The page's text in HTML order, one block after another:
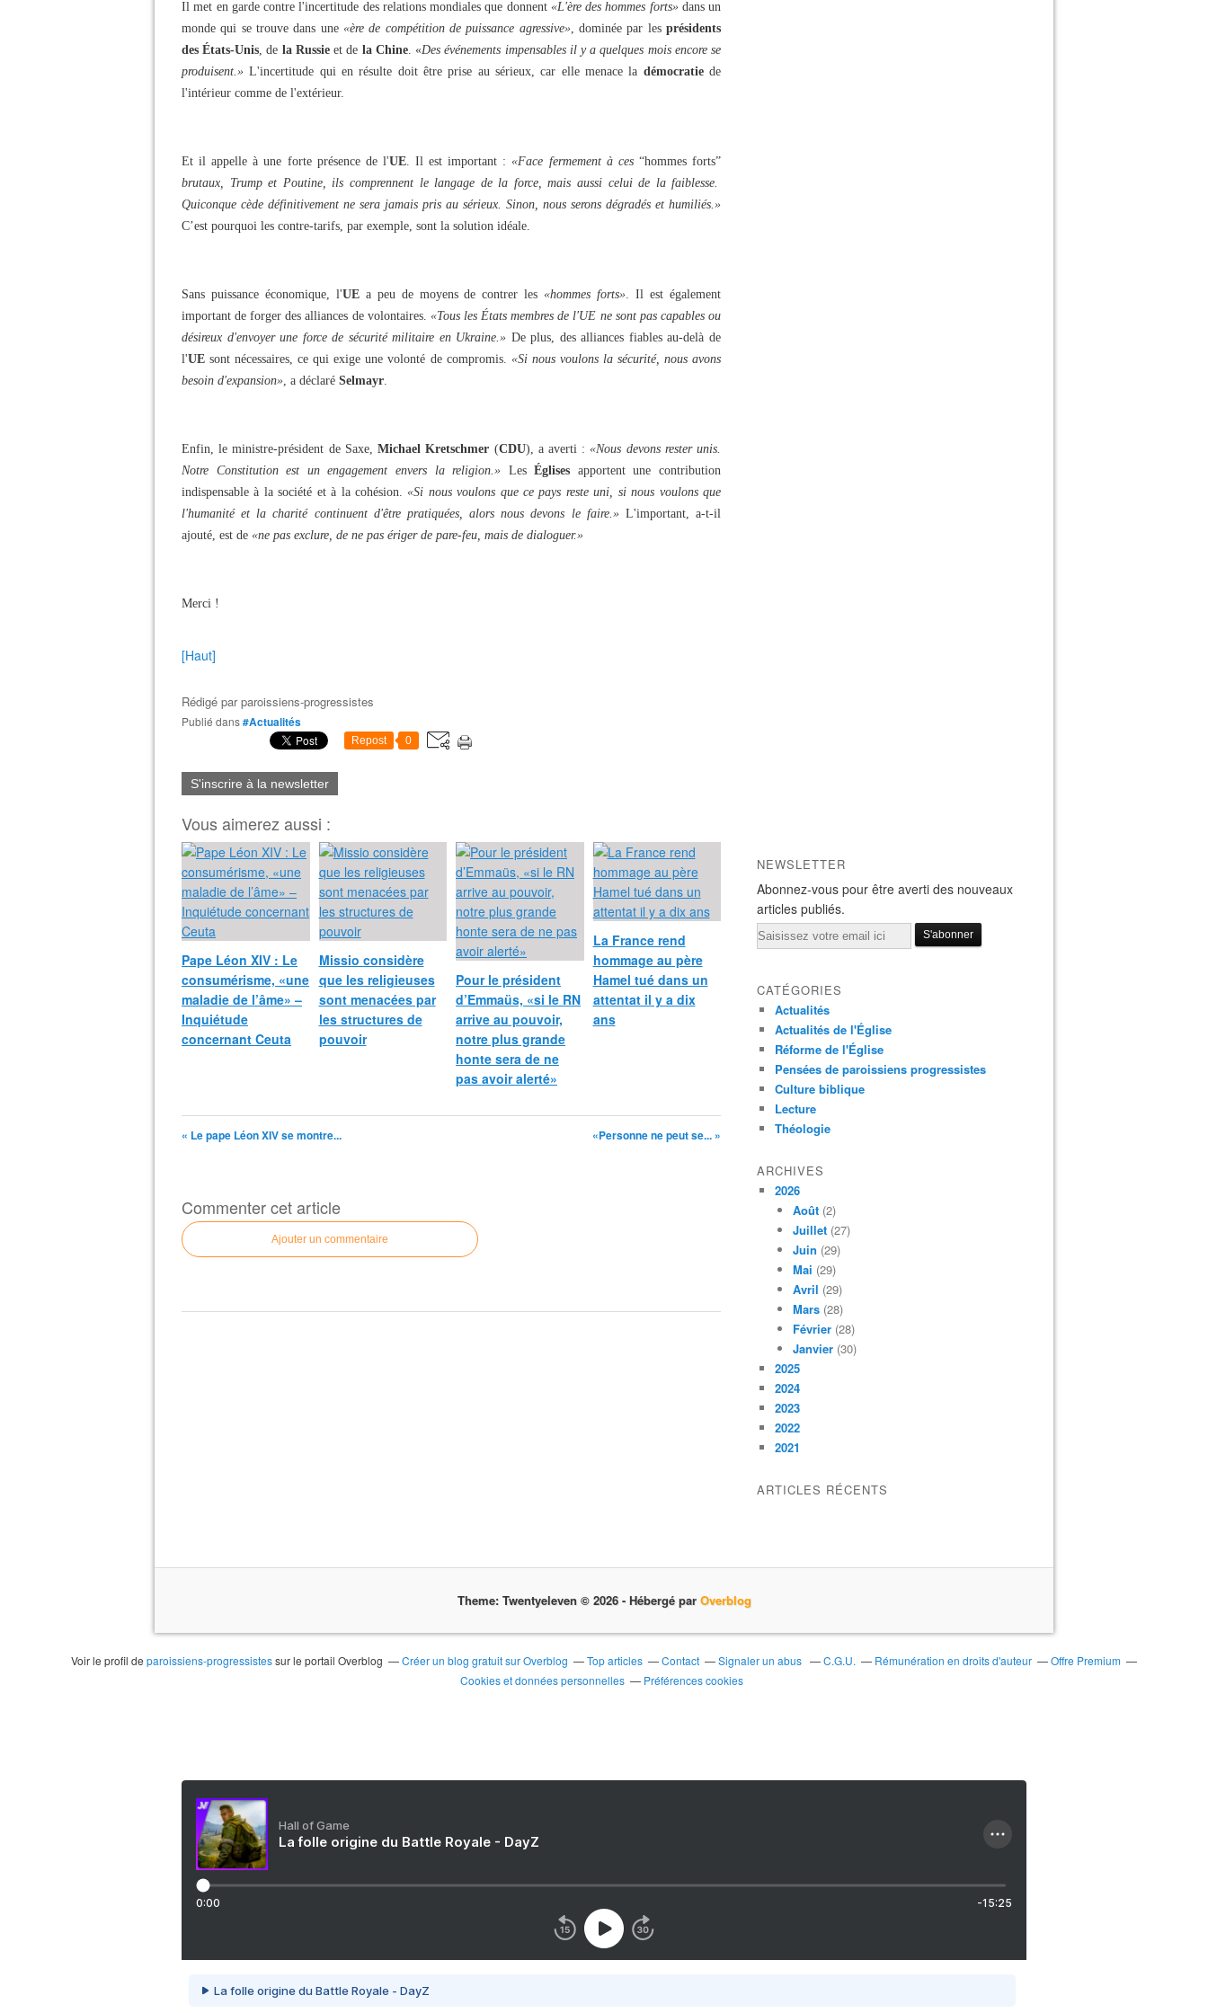
Il met en garde contre l'incertitude des relations mondiales que donnent «L'ère des hommes forts»dans un
monde qui se trouve dans une «ère de compétition de puissance agressive», dominée par lesprésidents
des États-Unis, de la Russieet de la Chine. «Des événements impensables il y a quelques mois encore se
produisent.» L'incertitude qui en résulte doit être prise au sérieux, car elle menace la démocratiede
l'intérieur comme de l'extérieur.
Et il appelle à une forte présence de l'UE. Il est important :«Face fermement à ces“hommes forts”
brutaux, Trump et Poutine, ils comprennent le langage de la force, mais aussi celui de la faiblesse.
Quiconque cède définitivement ne sera jamais pris au sérieux. Sinon, nous serons dégradés et humiliés.»
C’est pourquoi les contre-tarifs, par exemple, sont la solution idéale.
Sans puissance économique, l'UEa peu de moyens de contrer les«hommes forts». Il est également
important de forger des alliances de volontaires. «Tous les États membres de l'UE ne sont pas capables ou
désireux d'envoyer une force de sécurité militaire en Ukraine.» De plus, des alliances fiables au-delà de
l'UE sont nécessaires, ce qui exige une volonté de compromis. «Si nous voulons la sécurité, nous avons
besoin d'expansion», a déclaré Selmayr.
Enfin, le ministre-président de Saxe,Michael Kretschmer (CDU), a averti :«Nous devons rester unis.
Notre Constitution est un engagement envers la religion.» LesÉglises apportent une contribution
indispensable à la société et à la cohésion.«Si nous voulons que ce pays reste uni, si nous voulons que
l'humanité et la charité continuent d'être pratiquées, alors nous devons le faire.»L'important, a-t-il
ajouté, est de «ne pas exclure, de ne pas ériger de pare-feu, mais de dialoguer.»
Merci !
[Haut]
Rédigé parparoissiens-progressistes
Publié dans#Actualités
Repost 0
S'inscrire à la newsletter
Vous aimerez aussi :
Pape Léon XIV : Le
consumérisme, «une
maladie de l’âme» –
Inquiétude
concernant Ceuta
Missio considère
que les religieuses
sont menacées par
les structures de
pouvoir
Pour le président
d’Emmaüs, «si le RN
arrive au pouvoir,
notre plus grande
honte sera de ne
pas avoir alerté»
La France rend
hommage au père
Hamel tué dans un
attentat il y a dix
ans
« Le pape Léon XIV se montre... «Personne ne peut se... »
Commenter cet article
Ajouter un commentaire
NEWSLETTER
Abonnez-vous pour être averti des nouveaux
articles publiés.
Email
CATÉGORIES
Actualités
Actualités de l'Église
Réforme de l'Église
Pensées de paroissiens progressistes
Culture biblique
Lecture
Théologie
ARCHIVES
2026
Août (2)
Juillet (27)
Juin (29)
Mai (29)
Avril (29)
Mars (28)
Février (28)
Janvier (30)
2025
2024
2023
2022
2021
ARTICLES RÉCENTS
Theme: Twentyeleven © 2026 - Hébergé par Overblog
Voir le profil de paroissiens-progressistessur le portail Overblog Créer un blog gratuit sur Overblog Top articles Contact Signaler un abus C.G.U. Rémunération en droits d'auteur
Offre Premium
Cookies et données personnelles
Préférences cookies
Hall of Game
La folle origine du Battle Royale - DayZ
0:00 -15:25
La folle origine du Battle Royale - DayZ